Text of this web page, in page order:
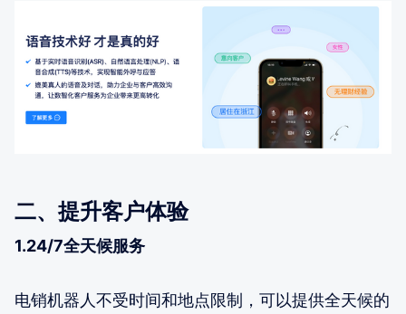
二、提升客户体验
1.24/7全天候服务
电销机器人不受时间和地点限制，可以提供全天候的